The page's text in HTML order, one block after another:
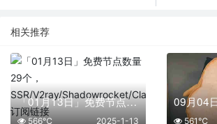
相关推荐
「01月13日」免费节点数量29个，SSR/V2ray/Shadowrocket/Clash订阅链接
2025-1-13
566℃ 561℃